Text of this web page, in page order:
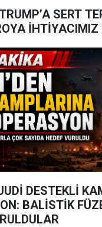
SERT
İHTİYACIMIZ
DESTEKLİ
BALİSTİK